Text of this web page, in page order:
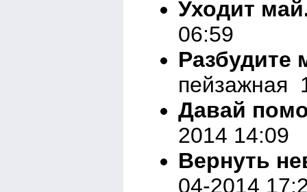
Уходит
06:59
Разбудите
пейзажная
Давай
2014 14:09
Вернуть
04-2014